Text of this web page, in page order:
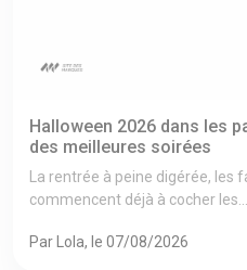
Halloween 2026 dans les
des meilleures soirées
La rentrée à peine digérée, les
commencent déjà à cocher les...
Par Lola, le 07/08/2026